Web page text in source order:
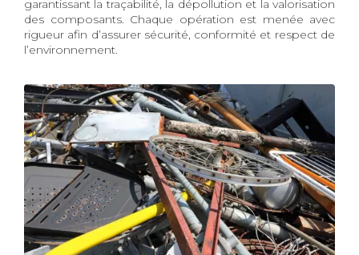
garantissant la traçabilité, la dépollution et la valorisation
des composants. Chaque opération est menée avec
rigueur afin d’assurer sécurité, conformité et respect de
l’environnement.